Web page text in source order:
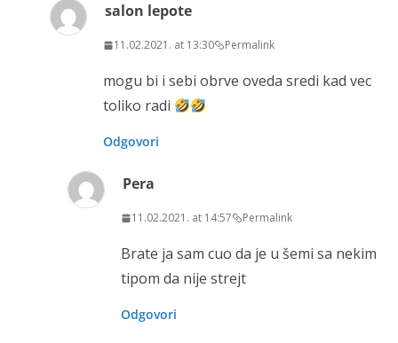
salon lepote
11.02.2021. at 13:30 Permalink
mogu bi i sebi obrve oveda sredi kad vec
toliko radi
Odgovori
Pera
11.02.2021. at 14:57 Permalink
Brate ja sam cuo da je u šemi sa nekim
tipom da nije strejt
Odgovori